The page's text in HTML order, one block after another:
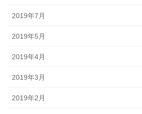
2019年7月
2019年5月
2019年4月
2019年3月
2019年2月